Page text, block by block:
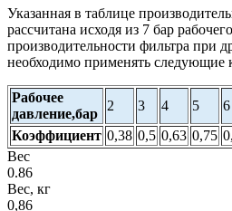
Указанная в таблице
рассчитана исходя из 7 бар
производительности фильтра при
необходимо применять следующие
Рабочее
давление,бар
2 3 4 5 6
Коэффициент 0,38 0,5 0,63 0,75
Вес
0.86
Вес, кг
0,86